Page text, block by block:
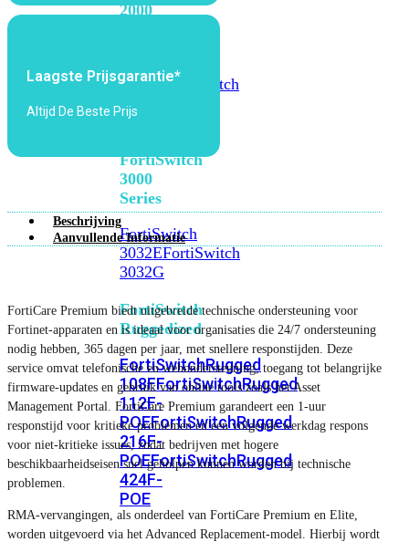
2000
2048FFortiSwitch
2048F-
B2F
FortiSwitch
3000
Series
FortiSwitch
3032EFortiSwitch
3032G
FortiSwitch
Ruggedized
FortiSwitchRugged
108FFortiSwitchRugged
112F-
POEFortiSwitchRugged
216F-
POEFortiSwitchRugged
424F-
POE
Laagste Prijsgarantie*
Altijd De Beste Prijs
Beschrijving
Aanvullende Informatie
FortiCare Premium biedt uitgebreide technische ondersteuning voor
Fortinet-apparaten en is ideaal voor organisaties die 24/7 ondersteuning
nodig hebben, 365 dagen per jaar, met snellere responstijden. Deze
service omvat telefonische en webondersteuning, toegang tot belangrijke
firmware-updates en gebruik van online tools zoals het Asset
Management Portal. FortiCare Premium garandeert een 1-uur
responstijd voor kritieke problemen en een volgende werkdag respons
voor niet-kritieke issues, zodat bedrijven met hogere
beschikbaarheidseisen snel geholpen kunnen worden bij technische
problemen.
RMA-vervangingen, als onderdeel van FortiCare Premium en Elite,
worden uitgevoerd via het Advanced Replacement-model. Hierbij wordt